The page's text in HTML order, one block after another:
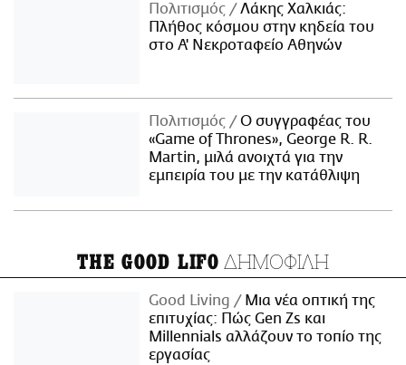
Πολιτισμός
Λάκης Χαλκιάς:
Πλήθος κόσμου στην κηδεία του
στο Α' Νεκροταφείο Αθηνών
Πολιτισμός
Ο συγγραφέας του
«Game of Thrones», George R. R.
Martin, μιλά ανοιχτά για την
εμπειρία του με την κατάθλιψη
THE GOOD LIFO ΔΗΜΟΦΙΛΗ
Good Living
Μια νέα οπτική της
επιτυχίας: Πώς Gen Zs και
Millennials αλλάζουν το τοπίο της
εργασίας